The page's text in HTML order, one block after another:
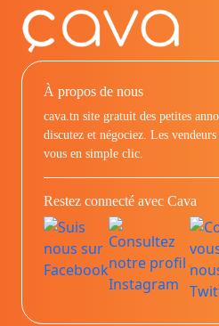
À propos de nous
cava.tn site gratuit des petites
discutez et négociez. Les
vous en simple clic.
Restez connecté avec Cava